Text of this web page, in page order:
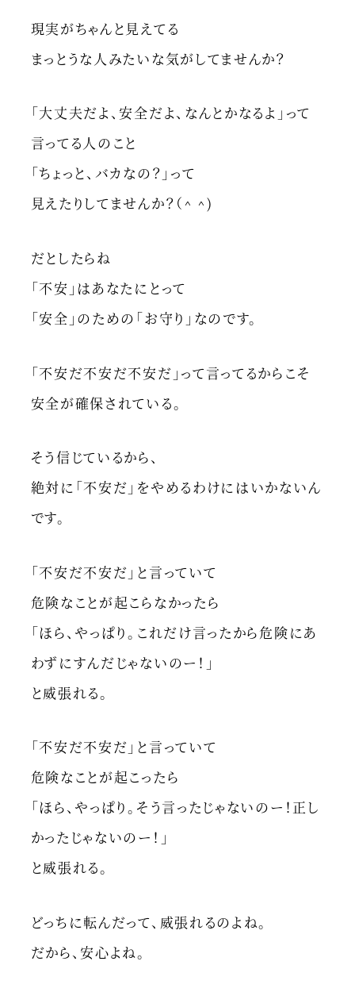
現実がちゃんと見えてる
まっとうな人みたいな気がしてませんか？
「大丈夫だよ、安全だよ、なんとかなるよ」って
言ってる人のこと
「ちょっと、バカなの？」って
見えたりしてませんか？（^ ^)
だとしたらね
「不安」はあなたにとって
「安全」のための「お守り」なのです。
「不安だ不安だ不安だ」って言ってるからこそ
安全が確保されている。
そう信じているから、
絶対に「不安だ」をやめるわけにはいかないん
です。
「不安だ不安だ」と言っていて
危険なことが起こらなかったら
「ほら、やっぱり。これだけ言ったから危険にあ
わずにすんだじゃないのー！」
と威張れる。
「不安だ不安だ」と言っていて
危険なことが起こったら
「ほら、やっぱり。そう言ったじゃないのー！正し
かったじゃないのー！」
と威張れる。
どっちに転んだって、威張れるのよね。
だから、安心よね。